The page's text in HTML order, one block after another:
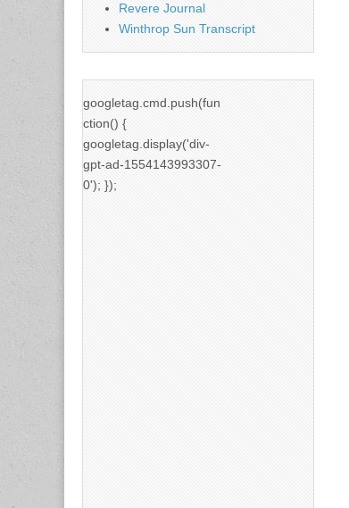
Revere Journal
Winthrop Sun Transcript
googletag.cmd.push(fun
ction() {
googletag.display('div-
gpt-ad-1554143993307-
0'); });